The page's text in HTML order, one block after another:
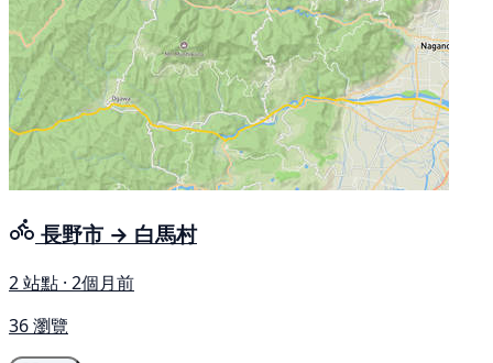
長野市 → 白馬村
2 站點 · 2個月前
36 瀏覽